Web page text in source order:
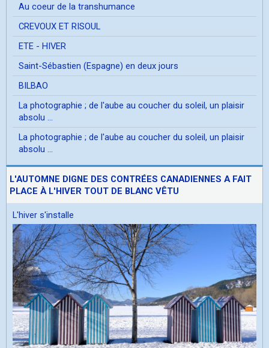
Au coeur de la transhumance
CREVOUX ET RISOUL
ETE - HIVER
Saint-Sébastien (Espagne) en deux jours
BILBAO
La photographie ; de l'aube au coucher du soleil, un plaisir
absolu ...
La photographie ; de l'aube au coucher du soleil, un plaisir
absolu ...
L'AUTOMNE DIGNE DES CONTRÉES CANADIENNES A FAIT
PLACE À L'HIVER TOUT DE BLANC VÊTU
L'hiver s'installe